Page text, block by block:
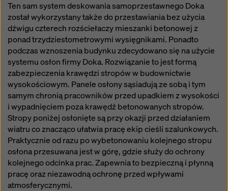
Ten sam system deskowania samoprzestawnego Doka
został wykorzystany także do przestawiania bez użycia
dźwigu czterech rozściełaczy mieszanki betonowej z
ponad trzydziestometrowymi wysięgnikami. Ponadto
podczas wznoszenia budynku zdecydowano się na użycie
systemu osłon firmy Doka. Rozwiązanie to jest formą
zabezpieczenia krawędzi stropów w budownictwie
wysokościowym. Panele osłony sąsiadują ze sobą i tym
samym chronią pracowników przed upadkiem z wysokości
i wypadnięciem poza krawędź betonowanych stropów.
Stropy poniżej osłonięte są przy okazji przed działaniem
wiatru co znacząco ułatwia pracę ekip cieśli szalunkowych.
Praktycznie od razu po wybetonowaniu kolejnego stropu
osłona przesuwana jest w górę, gdzie służy do ochrony
kolejnego odcinka prac. Zapewnia to bezpieczną i płynną
pracę oraz niezawodną ochronę przed wpływami
atmosferycznymi.